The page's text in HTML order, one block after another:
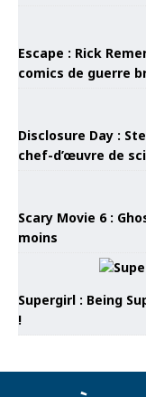
Escape : Rick
comics de guerre
Disclosure Day :
chef-d’œuvre de
Scary Movie 6 :
moins
Supergirl : Being
!